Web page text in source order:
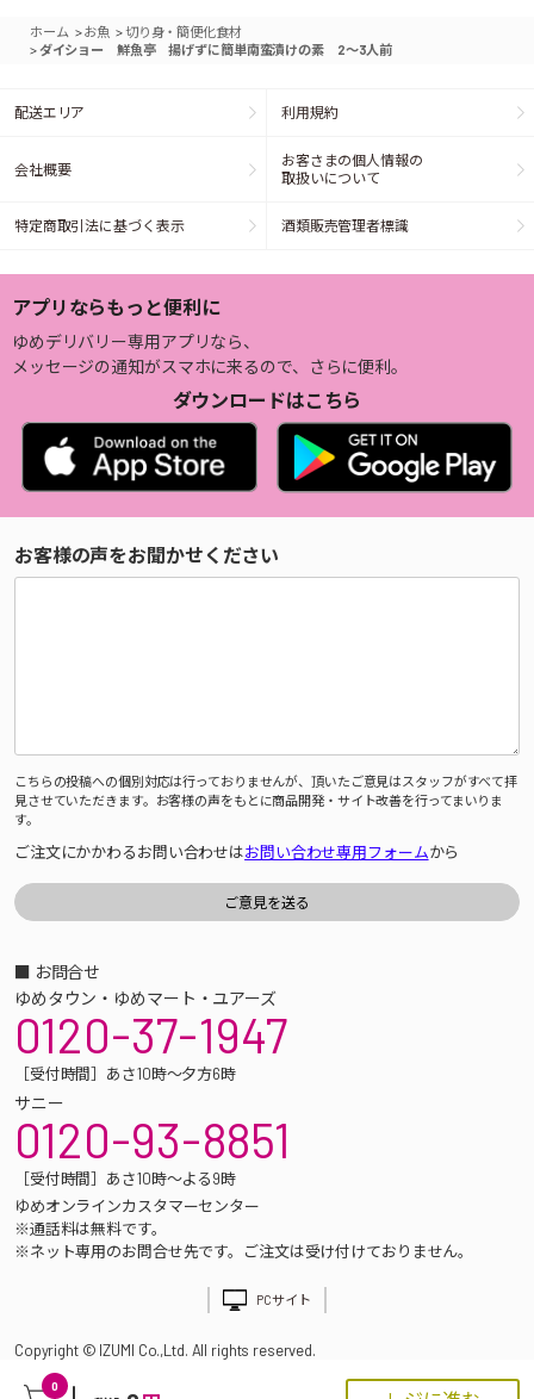
0
ホーム >お魚 >切り身・簡便化食材
> ダイショー 鮮魚亭 揚げずに簡単南蛮漬けの素 2～3人前
配送エリア 利用規約
会社概要
お客さまの個人情報の
取扱いについて
特定商取引法に基づく表示 酒類販売管理者標識
アプリならもっと便利に
ゆめデリバリー専用アプリなら、
メッセージの通知がスマホに来るので、さらに便利。
ダウンロードはこちら
お客様の声をお聞かせください
こちらの投稿への個別対応は行っておりませんが、頂いたご意見はスタッフがすべて拝
見させていただきます。お客様の声をもとに商品開発・サイト改善を行ってまいりま
す。
ご注文にかかわるお問い合わせはお問い合わせ専用フォームから
■ お問合せ
ゆめタウン・ゆめマート・ユアーズ
0120-37-1947
［受付時間］あさ10時～夕方6時
サニー
0120-93-8851
［受付時間］あさ10時～よる9時
ゆめオンラインカスタマーセンター
※通話料は無料です。
※ネット専用のお問合せ先です。ご注文は受け付けておりません。
PCサイト
Copyright © IZUMI Co.,Ltd. All rights reserved.